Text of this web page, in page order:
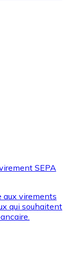
SEPA
aux virements
qui souhaitent